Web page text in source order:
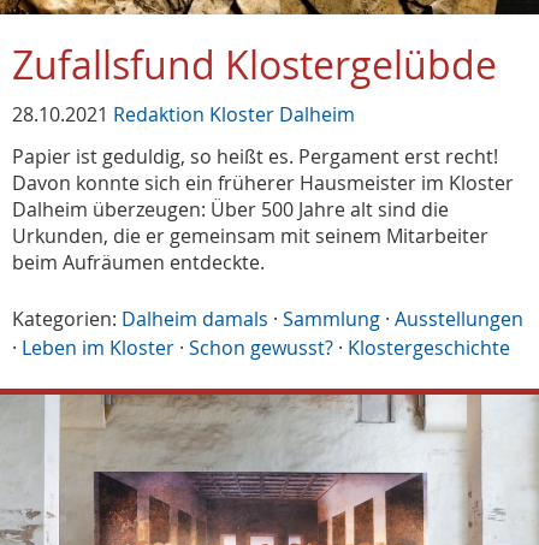
Zufallsfund Klostergelübde
28.10.2021 Redaktion Kloster Dalheim
Papier ist geduldig, so heißt es. Pergament erst recht!
Davon konnte sich ein früherer Hausmeister im Kloster
Dalheim überzeugen: Über 500 Jahre alt sind die
Urkunden, die er gemeinsam mit seinem Mitarbeiter
beim Aufräumen entdeckte.
Kategorien: Dalheim damals · Sammlung · Ausstellungen
· Leben im Kloster · Schon gewusst? · Klostergeschichte